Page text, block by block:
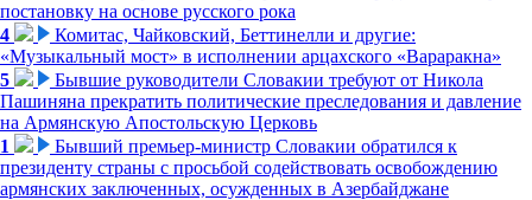
постановку на основе русского рока
4
Комитас, Чайковский, Беттинелли и другие:
«Музыкальный мост» в исполнении арцахского «Вараракна»
5
Бывшие руководители Словакии требуют от Никола
Пашиняна прекратить политические преследования и давление
на Армянскую Апостольскую Церковь
1
Бывший премьер-министр Словакии обратился к
президенту страны с просьбой содействовать освобождению
армянских заключенных, осужденных в Азербайджане